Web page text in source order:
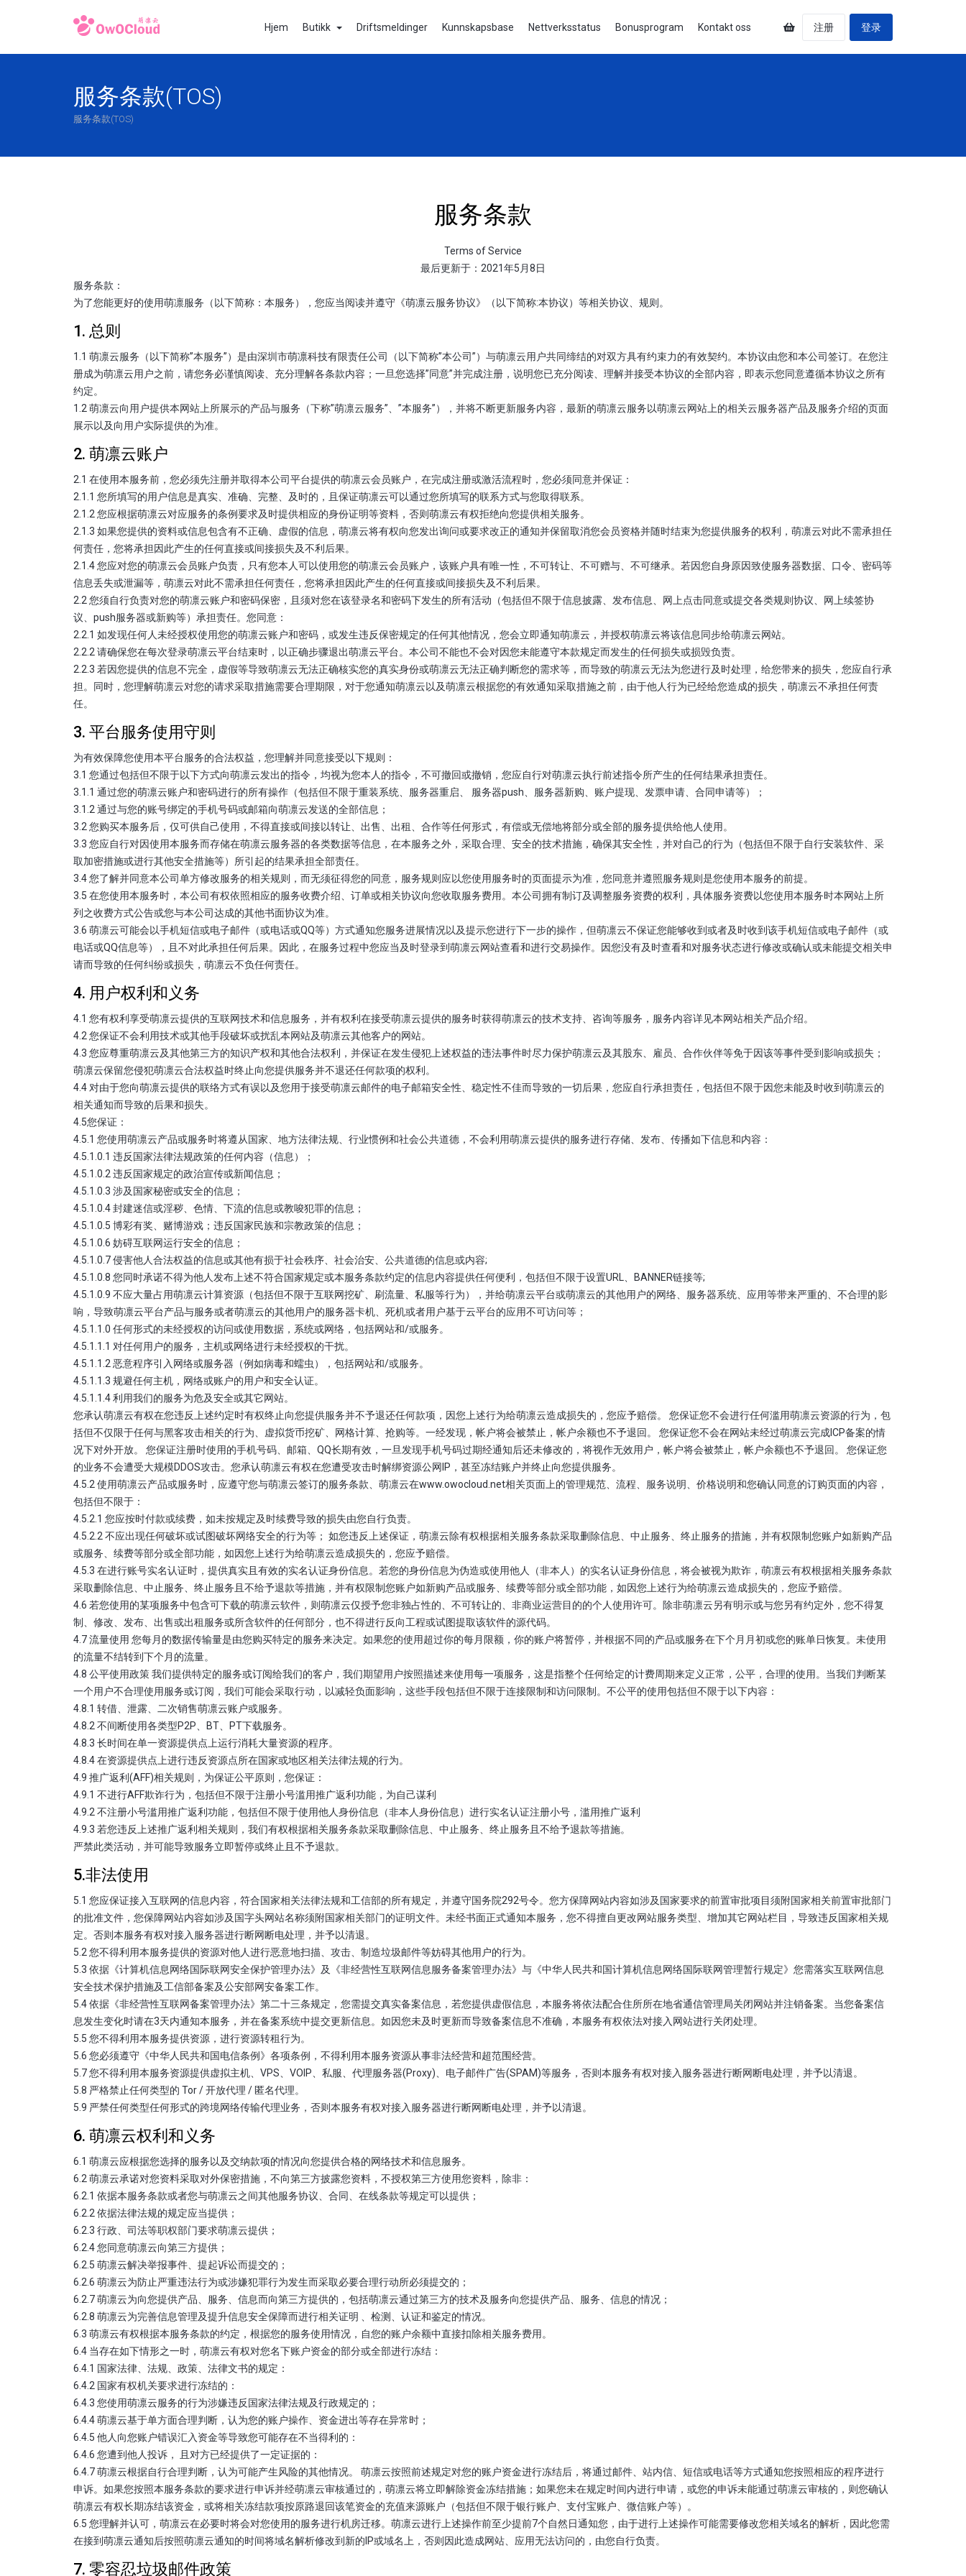
Hjem Butikk Driftsmeldinger Kunnskapsbase Nettverksstatus Bonusprogram Kontakt oss 注册 登录
服务条款(TOS)
服务条款(TOS)
服务条款
Terms of Service
最后更新于：2021年5月8日
服务条款：
为了您能更好的使用萌凛服务（以下简称：本服务），您应当阅读并遵守《萌凛云服务协议》（以下简称:本协议）等相关协议、规则。
1. 总则
1.1 萌凛云服务（以下简称”本服务”）是由深圳市萌凛科技有限责任公司（以下简称”本公司”）与萌凛云用户共同缔结的对双方具有约束力的有效契约。本协议由您和本公司签订。在您注
册成为萌凛云用户之前，请您务必谨慎阅读、充分理解各条款内容；一旦您选择”同意”并完成注册，说明您已充分阅读、理解并接受本协议的全部内容，即表示您同意遵循本协议之所有
约定。
1.2 萌凛云向用户提供本网站上所展示的产品与服务（下称”萌凛云服务”、”本服务”），并将不断更新服务内容，最新的萌凛云服务以萌凛云网站上的相关云服务器产品及服务介绍的页面
展示以及向用户实际提供的为准。
2. 萌凛云账户
2.1 在使用本服务前，您必须先注册并取得本公司平台提供的萌凛云会员账户，在完成注册或激活流程时，您必须同意并保证：
2.1.1 您所填写的用户信息是真实、准确、完整、及时的，且保证萌凛云可以通过您所填写的联系方式与您取得联系。
2.1.2 您应根据萌凛云对应服务的条例要求及时提供相应的身份证明等资料，否则萌凛云有权拒绝向您提供相关服务。
2.1.3 如果您提供的资料或信息包含有不正确、虚假的信息，萌凛云将有权向您发出询问或要求改正的通知并保留取消您会员资格并随时结束为您提供服务的权利，萌凛云对此不需承担任
何责任，您将承担因此产生的任何直接或间接损失及不利后果。
2.1.4 您应对您的萌凛云会员账户负责，只有您本人可以使用您的萌凛云会员账户，该账户具有唯一性，不可转让、不可赠与、不可继承。若因您自身原因致使服务器数据、口令、密码等
信息丢失或泄漏等，萌凛云对此不需承担任何责任，您将承担因此产生的任何直接或间接损失及不利后果。
2.2 您须自行负责对您的萌凛云账户和密码保密，且须对您在该登录名和密码下发生的所有活动（包括但不限于信息披露、发布信息、网上点击同意或提交各类规则协议、网上续签协
议、push服务器或新购等）承担责任。您同意：
2.2.1 如发现任何人未经授权使用您的萌凛云账户和密码，或发生违反保密规定的任何其他情况，您会立即通知萌凛云，并授权萌凛云将该信息同步给萌凛云网站。
2.2.2 请确保您在每次登录萌凛云平台结束时，以正确步骤退出萌凛云平台。本公司不能也不会对因您未能遵守本款规定而发生的任何损失或损毁负责。
2.2.3 若因您提供的信息不完全，虚假等导致萌凛云无法正确核实您的真实身份或萌凛云无法正确判断您的需求等，而导致的萌凛云无法为您进行及时处理，给您带来的损失，您应自行承
担。同时，您理解萌凛云对您的请求采取措施需要合理期限，对于您通知萌凛云以及萌凛云根据您的有效通知采取措施之前，由于他人行为已经给您造成的损失，萌凛云不承担任何责
任。
3. 平台服务使用守则
为有效保障您使用本平台服务的合法权益，您理解并同意接受以下规则：
3.1 您通过包括但不限于以下方式向萌凛云发出的指令，均视为您本人的指令，不可撤回或撤销，您应自行对萌凛云执行前述指令所产生的任何结果承担责任。
3.1.1 通过您的萌凛云账户和密码进行的所有操作（包括但不限于重装系统、服务器重启、 服务器push、服务器新购、账户提现、发票申请、合同申请等）；
3.1.2 通过与您的账号绑定的手机号码或邮箱向萌凛云发送的全部信息；
3.2 您购买本服务后，仅可供自己使用，不得直接或间接以转让、出售、出租、合作等任何形式，有偿或无偿地将部分或全部的服务提供给他人使用。
3.3 您应自行对因使用本服务而存储在萌凛云服务器的各类数据等信息，在本服务之外，采取合理、安全的技术措施，确保其安全性，并对自己的行为（包括但不限于自行安装软件、采
取加密措施或进行其他安全措施等）所引起的结果承担全部责任。
3.4 您了解并同意本公司单方修改服务的相关规则，而无须征得您的同意，服务规则应以您使用服务时的页面提示为准，您同意并遵照服务规则是您使用本服务的前提。
3.5 在您使用本服务时，本公司有权依照相应的服务收费介绍、订单或相关协议向您收取服务费用。本公司拥有制订及调整服务资费的权利，具体服务资费以您使用本服务时本网站上所
列之收费方式公告或您与本公司达成的其他书面协议为准。
3.6 萌凛云可能会以手机短信或电子邮件（或电话或QQ等）方式通知您服务进展情况以及提示您进行下一步的操作，但萌凛云不保证您能够收到或者及时收到该手机短信或电子邮件（或
电话或QQ信息等），且不对此承担任何后果。因此，在服务过程中您应当及时登录到萌凛云网站查看和进行交易操作。因您没有及时查看和对服务状态进行修改或确认或未能提交相关申
请而导致的任何纠纷或损失，萌凛云不负任何责任。
4. 用户权利和义务
4.1 您有权利享受萌凛云提供的互联网技术和信息服务，并有权利在接受萌凛云提供的服务时获得萌凛云的技术支持、咨询等服务，服务内容详见本网站相关产品介绍。
4.2 您保证不会利用技术或其他手段破坏或扰乱本网站及萌凛云其他客户的网站。
4.3 您应尊重萌凛云及其他第三方的知识产权和其他合法权利，并保证在发生侵犯上述权益的违法事件时尽力保护萌凛云及其股东、雇员、合作伙伴等免于因该等事件受到影响或损失；
萌凛云保留您侵犯萌凛云合法权益时终止向您提供服务并不退还任何款项的权利。
4.4 对由于您向萌凛云提供的联络方式有误以及您用于接受萌凛云邮件的电子邮箱安全性、稳定性不佳而导致的一切后果，您应自行承担责任，包括但不限于因您未能及时收到萌凛云的
相关通知而导致的后果和损失。
4.5您保证：
4.5.1 您使用萌凛云产品或服务时将遵从国家、地方法律法规、行业惯例和社会公共道德，不会利用萌凛云提供的服务进行存储、发布、传播如下信息和内容：
4.5.1.0.1 违反国家法律法规政策的任何内容（信息）；
4.5.1.0.2 违反国家规定的政治宣传或新闻信息；
4.5.1.0.3 涉及国家秘密或安全的信息；
4.5.1.0.4 封建迷信或淫秽、色情、下流的信息或教唆犯罪的信息；
4.5.1.0.5 博彩有奖、赌博游戏；违反国家民族和宗教政策的信息；
4.5.1.0.6 妨碍互联网运行安全的信息；
4.5.1.0.7 侵害他人合法权益的信息或其他有损于社会秩序、社会治安、公共道德的信息或内容;
4.5.1.0.8 您同时承诺不得为他人发布上述不符合国家规定或本服务条款约定的信息内容提供任何便利，包括但不限于设置URL、BANNER链接等;
4.5.1.0.9 不应大量占用萌凛云计算资源（包括但不限于互联网挖矿、刷流量、私服等行为），并给萌凛云平台或萌凛云的其他用户的网络、服务器系统、应用等带来严重的、不合理的影
响，导致萌凛云平台产品与服务或者萌凛云的其他用户的服务器卡机、死机或者用户基于云平台的应用不可访问等；
4.5.1.1.0 任何形式的未经授权的访问或使用数据，系统或网络，包括网站和/或服务。
4.5.1.1.1 对任何用户的服务，主机或网络进行未经授权的干扰。
4.5.1.1.2 恶意程序引入网络或服务器（例如病毒和蠕虫），包括网站和/或服务。
4.5.1.1.3 规避任何主机，网络或账户的用户和安全认证。
4.5.1.1.4 利用我们的服务为危及安全或其它网站。
您承认萌凛云有权在您违反上述约定时有权终止向您提供服务并不予退还任何款项，因您上述行为给萌凛云造成损失的，您应予赔偿。 您保证您不会进行任何滥用萌凛云资源的行为，包
括但不仅限于任何与黑客攻击相关的行为、虚拟货币挖矿、网格计算、抢购等。一经发现，帐户将会被禁止，帐户余额也不予退回。 您保证您不会在网站未经过萌凛云完成ICP备案的情
况下对外开放。 您保证注册时使用的手机号码、邮箱、QQ长期有效，一旦发现手机号码过期经通知后还未修改的，将视作无效用户，帐户将会被禁止，帐户余额也不予退回。 您保证您
的业务不会遭受大规模DDOS攻击。您承认萌凛云有权在您遭受攻击时解绑资源公网IP，甚至冻结账户并终止向您提供服务。
4.5.2 使用萌凛云产品或服务时，应遵守您与萌凛云签订的服务条款、萌凛云在www.owocloud.net相关页面上的管理规范、流程、服务说明、价格说明和您确认同意的订购页面的内容，
包括但不限于：
4.5.2.1 您应按时付款或续费，如未按规定及时续费导致的损失由您自行负责。
4.5.2.2 不应出现任何破坏或试图破坏网络安全的行为等； 如您违反上述保证，萌凛云除有权根据相关服务条款采取删除信息、中止服务、终止服务的措施，并有权限制您账户如新购产品
或服务、续费等部分或全部功能，如因您上述行为给萌凛云造成损失的，您应予赔偿。
4.5.3 在进行账号实名认证时，提供真实且有效的实名认证身份信息。若您的身份信息为伪造或使用他人（非本人）的实名认证身份信息，将会被视为欺诈，萌凛云有权根据相关服务条款
采取删除信息、中止服务、终止服务且不给予退款等措施，并有权限制您账户如新购产品或服务、续费等部分或全部功能，如因您上述行为给萌凛云造成损失的，您应予赔偿。
4.6 若您使用的某项服务中包含可下载的萌凛云软件，则萌凛云仅授予您非独占性的、不可转让的、非商业运营目的的个人使用许可。除非萌凛云另有明示或与您另有约定外，您不得复
制、修改、发布、出售或出租服务或所含软件的任何部分，也不得进行反向工程或试图提取该软件的源代码。
4.7 流量使用 您每月的数据传输量是由您购买特定的服务来决定。如果您的使用超过你的每月限额，你的账户将暂停，并根据不同的产品或服务在下个月月初或您的账单日恢复。未使用
的流量不结转到下个月的流量。
4.8 公平使用政策 我们提供特定的服务或订阅给我们的客户，我们期望用户按照描述来使用每一项服务，这是指整个任何给定的计费周期来定义正常，公平，合理的使用。当我们判断某
一个用户不合理使用服务或订阅，我们可能会采取行动，以减轻负面影响，这些手段包括但不限于连接限制和访问限制。不公平的使用包括但不限于以下内容：
4.8.1 转借、泄露、二次销售萌凛云账户或服务。
4.8.2 不间断使用各类型P2P、BT、PT下载服务。
4.8.3 长时间在单一资源提供点上运行消耗大量资源的程序。
4.8.4 在资源提供点上进行违反资源点所在国家或地区相关法律法规的行为。
4.9 推广返利(AFF)相关规则，为保证公平原则，您保证：
4.9.1 不进行AFF欺诈行为，包括但不限于注册小号滥用推广返利功能，为自己谋利
4.9.2 不注册小号滥用推广返利功能，包括但不限于使用他人身份信息（非本人身份信息）进行实名认证注册小号，滥用推广返利
4.9.3 若您违反上述推广返利相关规则，我们有权根据相关服务条款采取删除信息、中止服务、终止服务且不给予退款等措施。
严禁此类活动，并可能导致服务立即暂停或终止且不予退款。
5.非法使用
5.1 您应保证接入互联网的信息内容，符合国家相关法律法规和工信部的所有规定，并遵守国务院292号令。您方保障网站内容如涉及国家要求的前置审批项目须附国家相关前置审批部门
的批准文件，您保障网站内容如涉及国字头网站名称须附国家相关部门的证明文件。未经书面正式通知本服务，您不得擅自更改网站服务类型、增加其它网站栏目，导致违反国家相关规
定。否则本服务有权对接入服务器进行断网断电处理，并予以清退。
5.2 您不得利用本服务提供的资源对他人进行恶意地扫描、攻击、制造垃圾邮件等妨碍其他用户的行为。
5.3 依据《计算机信息网络国际联网安全保护管理办法》及《非经营性互联网信息服务备案管理办法》与《中华人民共和国计算机信息网络国际联网管理暂行规定》您需落实互联网信息
安全技术保护措施及工信部备案及公安部网安备案工作。
5.4 依据《非经营性互联网备案管理办法》第二十三条规定，您需提交真实备案信息，若您提供虚假信息，本服务将依法配合住所所在地省通信管理局关闭网站并注销备案。当您备案信
息发生变化时请在3天内通知本服务，并在备案系统中提交更新信息。如因您未及时更新而导致备案信息不准确，本服务有权依法对接入网站进行关闭处理。
5.5 您不得利用本服务提供资源，进行资源转租行为。
5.6 您必须遵守《中华人民共和国电信条例》各项条例，不得利用本服务资源从事非法经营和超范围经营。
5.7 您不得利用本服务资源提供虚拟主机、VPS、VOIP、私服、代理服务器(Proxy)、电子邮件广告(SPAM)等服务，否则本服务有权对接入服务器进行断网断电处理，并予以清退。
5.8 严格禁止任何类型的 Tor / 开放代理 / 匿名代理。
5.9 严禁任何类型任何形式的跨境网络传输代理业务，否则本服务有权对接入服务器进行断网断电处理，并予以清退。
6. 萌凛云权利和义务
6.1 萌凛云应根据您选择的服务以及交纳款项的情况向您提供合格的网络技术和信息服务。
6.2 萌凛云承诺对您资料采取对外保密措施，不向第三方披露您资料，不授权第三方使用您资料，除非：
6.2.1 依据本服务条款或者您与萌凛云之间其他服务协议、合同、在线条款等规定可以提供；
6.2.2 依据法律法规的规定应当提供；
6.2.3 行政、司法等职权部门要求萌凛云提供；
6.2.4 您同意萌凛云向第三方提供；
6.2.5 萌凛云解决举报事件、提起诉讼而提交的；
6.2.6 萌凛云为防止严重违法行为或涉嫌犯罪行为发生而采取必要合理行动所必须提交的；
6.2.7 萌凛云为向您提供产品、服务、信息而向第三方提供的，包括萌凛云通过第三方的技术及服务向您提供产品、服务、信息的情况；
6.2.8 萌凛云为完善信息管理及提升信息安全保障而进行相关证明 、检测、认证和鉴定的情况。
6.3 萌凛云有权根据本服务条款的约定，根据您的服务使用情况，自您的账户余额中直接扣除相关服务费用。
6.4 当存在如下情形之一时，萌凛云有权对您名下账户资金的部分或全部进行冻结：
6.4.1 国家法律、法规、政策、法律文书的规定：
6.4.2 国家有权机关要求进行冻结的：
6.4.3 您使用萌凛云服务的行为涉嫌违反国家法律法规及行政规定的；
6.4.4 萌凛云基于单方面合理判断，认为您的账户操作、资金进出等存在异常时；
6.4.5 他人向您账户错误汇入资金等导致您可能存在不当得利的：
6.4.6 您遭到他人投诉， 且对方已经提供了一定证据的：
6.4.7 萌凛云根据自行合理判断，认为可能产生风险的其他情况。 萌凛云按照前述规定对您的账户资金进行冻结后，将通过邮件、站内信、短信或电话等方式通知您按照相应的程序进行
申诉。如果您按照本服务条款的要求进行申诉并经萌凛云审核通过的，萌凛云将立即解除资金冻结措施；如果您未在规定时间内进行申请，或您的申诉未能通过萌凛云审核的，则您确认
萌凛云有权长期冻结该资金，或将相关冻结款项按原路退回该笔资金的充值来源账户（包括但不限于银行账户、支付宝账户、微信账户等）。
6.5 您理解并认可，萌凛云在必要时将会对您使用的服务进行机房迁移。萌凛云进行上述操作前至少提前7个自然日通知您，由于进行上述操作可能需要修改您相关域名的解析，因此您需
在接到萌凛云通知后按照萌凛云通知的时间将域名解析修改到新的IP或域名上，否则因此造成网站、应用无法访问的，由您自行负责。
7. 零容忍垃圾邮件政策